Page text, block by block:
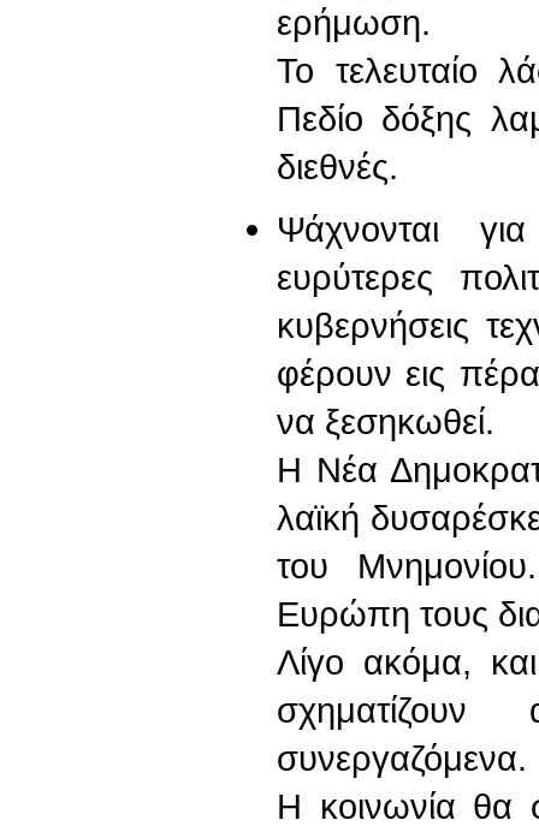
ερήμωση.
Το τελευταίο
Πεδίο δόξης
διεθνές.
Ψάχνονται
ευρύτερες
κυβερνήσεις
φέρουν εις
να ξεσηκωθεί.
Η Νέα
λαϊκή
του
Ευρώπη τους
Λίγο ακόμα,
συνεργαζόμενα.
Η κοινωνία θα